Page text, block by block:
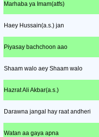
Marhaba ya Imam(atfs)
Haey Hussain(a.s.) jan
Piyasay bachchoon aao
Shaam walo aey Shaam walo
Hazrat Ali Akbar(a.s.)
Darawna jangal hay raat andheri
Watan aa gaya apna